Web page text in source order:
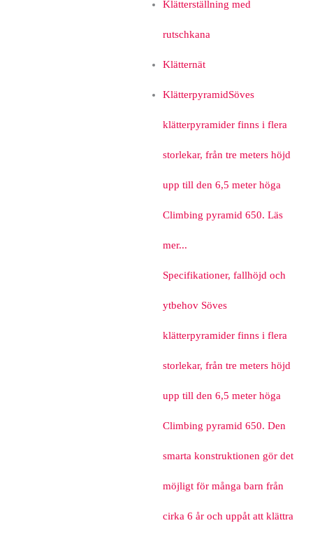
Klätterställning med
rutschkana
Klätternät
KlätterpyramidSöves
klätterpyramider finns i flera
storlekar, från tre meters höjd
upp till den 6,5 meter höga
Climbing pyramid 650. Läs
mer...
Specifikationer, fallhöjd och
ytbehov Söves
klätterpyramider finns i flera
storlekar, från tre meters höjd
upp till den 6,5 meter höga
Climbing pyramid 650. Den
smarta konstruktionen gör det
möjligt för många barn från
cirka 6 år och uppåt att klättra